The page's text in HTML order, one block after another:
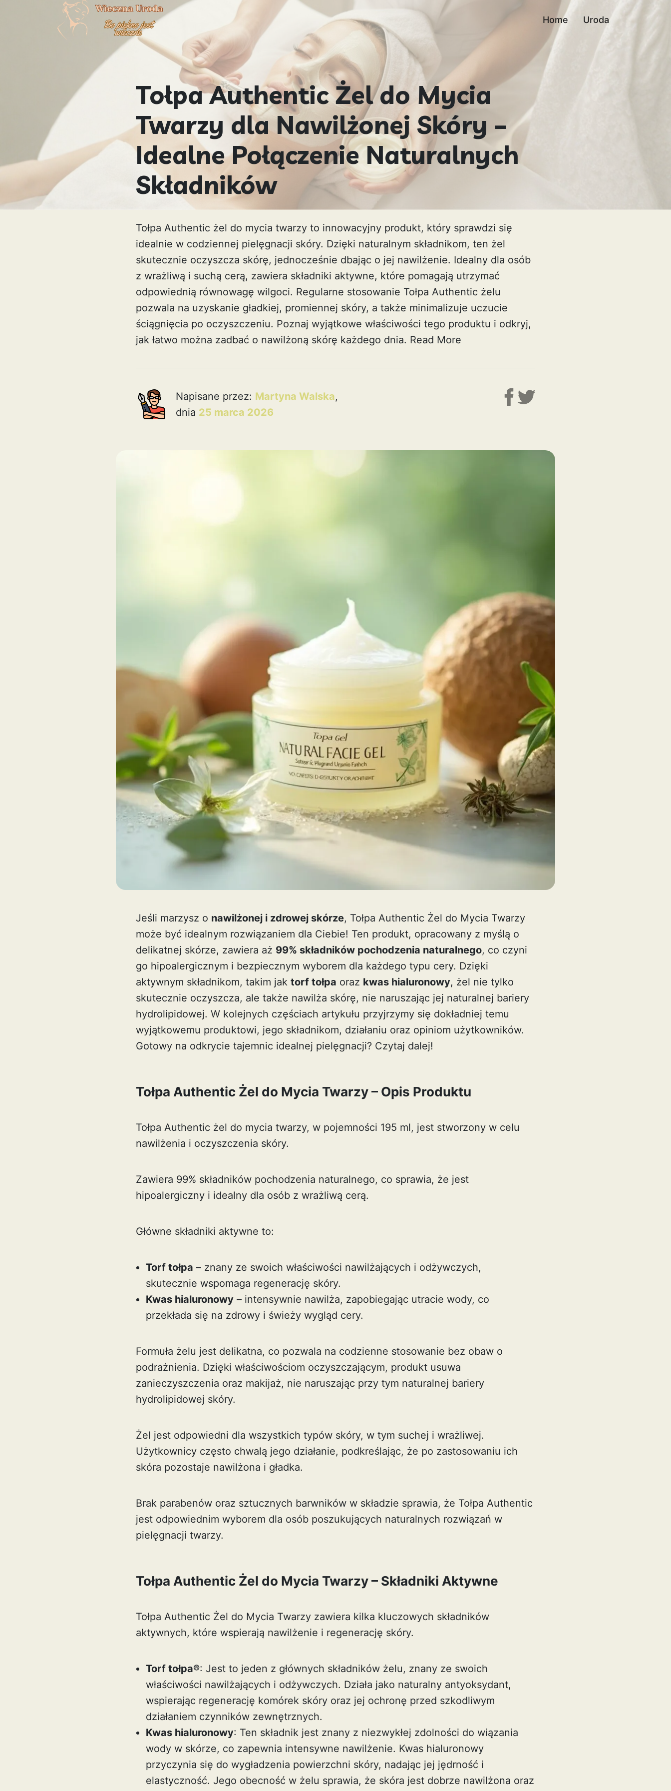
Home Uroda
Tołpa Authentic Żel do Mycia
Twarzy dla Nawilżonej Skóry –
Idealne Połączenie Naturalnych
Składników
Tołpa Authentic żel do mycia twarzy to innowacyjny produkt, który sprawdzi się
idealnie w codziennej pielęgnacji skóry. Dzięki naturalnym składnikom, ten żel
skutecznie oczyszcza skórę, jednocześnie dbając o jej nawilżenie. Idealny dla osób
z wrażliwą i suchą cerą, zawiera składniki aktywne, które pomagają utrzymać
odpowiednią równowagę wilgoci. Regularne stosowanie Tołpa Authentic żelu
pozwala na uzyskanie gładkiej, promiennej skóry, a także minimalizuje uczucie
ściągnięcia po oczyszczeniu. Poznaj wyjątkowe właściwości tego produktu i odkryj,
jak łatwo można zadbać o nawilżoną skórę każdego dnia. Read More
Napisane przez: Martyna Walska,
dnia 25 marca 2026
Jeśli marzysz o nawilżonej i zdrowej skórze, Tołpa Authentic Żel do Mycia Twarzy
może być idealnym rozwiązaniem dla Ciebie! Ten produkt, opracowany z myślą o
delikatnej skórze, zawiera aż 99% składników pochodzenia naturalnego, co czyni
go hipoalergicznym i bezpiecznym wyborem dla każdego typu cery. Dzięki
aktywnym składnikom, takim jak torf tołpa oraz kwas hialuronowy, żel nie tylko
skutecznie oczyszcza, ale także nawilża skórę, nie naruszając jej naturalnej bariery
hydrolipidowej. W kolejnych częściach artykułu przyjrzymy się dokładniej temu
wyjątkowemu produktowi, jego składnikom, działaniu oraz opiniom użytkowników.
Gotowy na odkrycie tajemnic idealnej pielęgnacji? Czytaj dalej!
Tołpa Authentic Żel do Mycia Twarzy – Opis Produktu
Tołpa Authentic żel do mycia twarzy, w pojemności 195 ml, jest stworzony w celu
nawilżenia i oczyszczenia skóry.
Zawiera 99% składników pochodzenia naturalnego, co sprawia, że jest
hipoalergiczny i idealny dla osób z wrażliwą cerą.
Główne składniki aktywne to:
Torf tołpa – znany ze swoich właściwości nawilżających i odżywczych,
skutecznie wspomaga regenerację skóry.
Kwas hialuronowy – intensywnie nawilża, zapobiegając utracie wody, co
przekłada się na zdrowy i świeży wygląd cery.
Formuła żelu jest delikatna, co pozwala na codzienne stosowanie bez obaw o
podrażnienia. Dzięki właściwościom oczyszczającym, produkt usuwa
zanieczyszczenia oraz makijaż, nie naruszając przy tym naturalnej bariery
hydrolipidowej skóry.
Żel jest odpowiedni dla wszystkich typów skóry, w tym suchej i wrażliwej.
Użytkownicy często chwalą jego działanie, podkreślając, że po zastosowaniu ich
skóra pozostaje nawilżona i gładka.
Brak parabenów oraz sztucznych barwników w składzie sprawia, że Tołpa Authentic
jest odpowiednim wyborem dla osób poszukujących naturalnych rozwiązań w
pielęgnacji twarzy.
Tołpa Authentic Żel do Mycia Twarzy – Składniki Aktywne
Tołpa Authentic Żel do Mycia Twarzy zawiera kilka kluczowych składników
aktywnych, które wspierają nawilżenie i regenerację skóry.
Torf tołpa®: Jest to jeden z głównych składników żelu, znany ze swoich
właściwości nawilżających i odżywczych. Działa jako naturalny antyoksydant,
wspierając regenerację komórek skóry oraz jej ochronę przed szkodliwym
działaniem czynników zewnętrznych.
Kwas hialuronowy: Ten składnik jest znany z niezwykłej zdolności do wiązania
wody w skórze, co zapewnia intensywne nawilżenie. Kwas hialuronowy
przyczynia się do wygładzenia powierzchni skóry, nadając jej jędrność i
elastyczność. Jego obecność w żelu sprawia, że skóra jest dobrze nawilżona oraz